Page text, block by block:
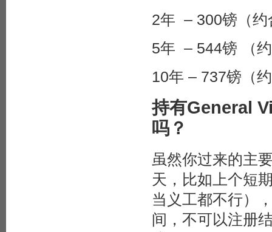
2年 – 300镑（
5年 – 544镑 （
10年 – 737镑（
持有General
吗？
虽然你过来的主
天，比如上个短
当义工都不行）
间，不可以注册